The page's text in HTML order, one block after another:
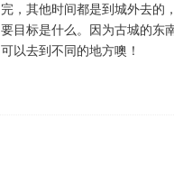
完，其他时间都是到城外去的
要目标是什么。因为古城的东
可以去到不同的地方噢！